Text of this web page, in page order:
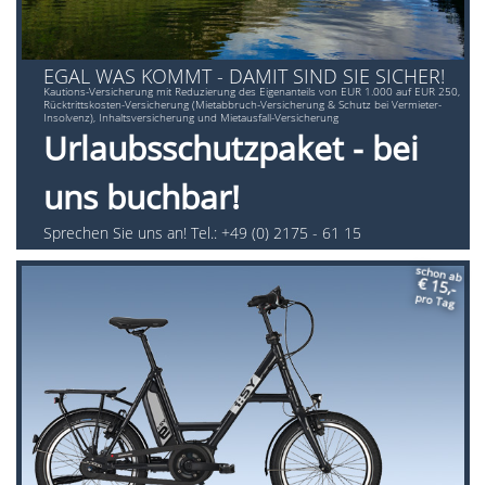
EGAL WAS KOMMT - DAMIT SIND SIE SICHER!
Kautions-Versicherung mit Reduzierung des Eigenanteils von EUR 1.000 auf EUR 250,
Rücktrittskosten-Versicherung (Mietabbruch-Versicherung & Schutz bei Vermieter-
Insolvenz), Inhaltsversicherung und Mietausfall-Versicherung
Urlaubsschutzpaket - bei
uns buchbar!
Sprechen Sie uns an! Tel.: +49 (0) 2175 - 61 15
schon ab
€ 15,-
pro Tag